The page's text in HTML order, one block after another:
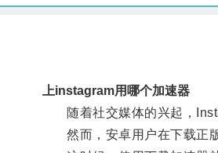
上instagram用哪个加速器
随着社交媒体的兴起，
然而，安卓用户在下载正版